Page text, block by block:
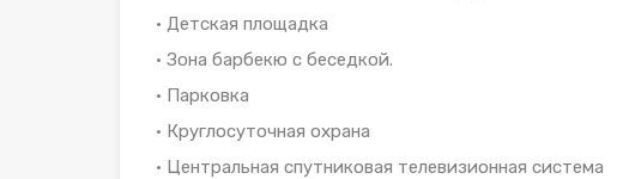
• Детская площадка
• Зона барбекю с беседкой.
• Парковка
• Круглосуточная охрана
• Центральная спутниковая телевизионная система